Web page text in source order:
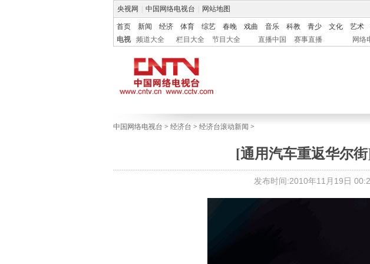
央视网 中国网络电视台 网站地图
首页 新闻 经济 体育 综艺 春晚 戏曲 音乐 科教 青少 文化 艺术
电视
频道大全 栏目大全 节目大全 直播中国 赛事直播 网络
中国网络电视台 > 经济台 > 经济台滚动新闻 >
[通用汽车重返华尔
发布时间:2010年11月19日